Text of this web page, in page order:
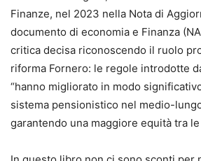
Finanze, nel 2023 nella Nota di
documento di economia e Finanza
critica decisa riconoscendo il ruolo
riforma Fornero: le regole introdotte
“hanno migliorato in modo
sistema pensionistico nel medio-
garantendo una maggiore equità tra